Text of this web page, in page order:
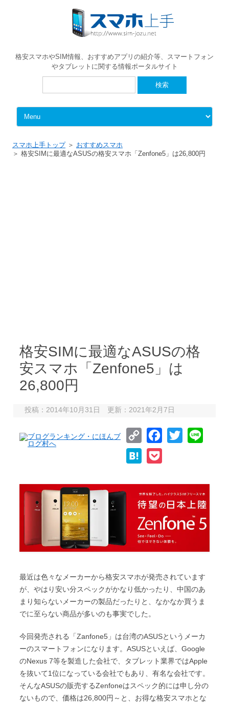
格安スマホやSIM情報、おすすめアプリの紹介等、スマートフォン
やタブレットに関する情報ポータルサイト
Skip to content
スマホ上手トップ
おすすめスマホ
格安SIMに最適なASUSの格安スマホ「Zenfone5」は26,800円
格安SIMに最適なASUSの格
安スマホ「Zenfone5」は
26,800円
投稿：2014年10月31日 更新：2021年2月7日
L
i
n
k
b
o
k
t
r
t
e
n
a
c
k
e
t
最近は色々なメーカーから格安スマホが発売されています
が、やはり安い分スペックがかなり低かったり、中国のあ
まり知らないメーカーの製品だったりと、なかなか買うま
でに至らない商品が多いのも事実でした。
今回発売される「Zanfone5」は台湾のASUSというメーカ
ーのスマートフォンになります。ASUSといえば、Google
のNexus 7等を製造した会社で、タブレット業界ではApple
を抜いて1位になっている会社でもあり、有名な会社です。
そんなASUSの販売するZenfoneはスペック的には申し分の
ないもので、価格は26,800円～と、お得な格安スマホとな